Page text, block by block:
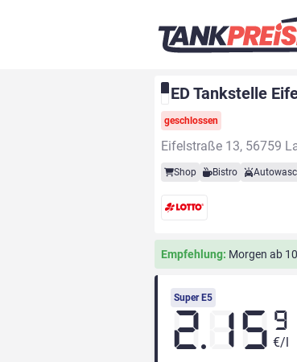
ED Tankstelle
geschlossen
Eifelstraße 13, 56759
Shop Bistro
Empfehlung: Morgen ab
Super E5
2.15 9
€/l